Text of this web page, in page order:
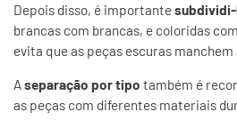
Depois disso, é importante
brancas com brancas, e coloridas
evita que as peças escuras manchem
Aseparação por tipo também é
as peças com diferentes materiais